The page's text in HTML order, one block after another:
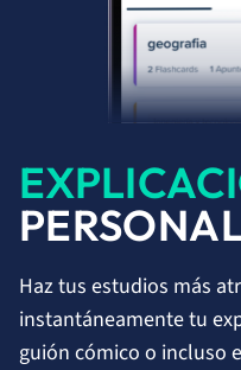
Haz tus estudios más
instantáneamente tu
guión cómico o incluso